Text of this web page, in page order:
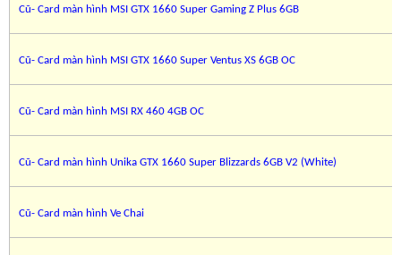
Cũ- Card màn hình MSI GTX 1660 Super Gaming Z Plus 6GB
Cũ- Card màn hình MSI GTX 1660 Super Ventus XS 6GB OC
Cũ- Card màn hình MSI RX 460 4GB OC
Cũ- Card màn hình Unika GTX 1660 Super Blizzards 6GB V2 (White)
Cũ- Card màn hình Ve Chai